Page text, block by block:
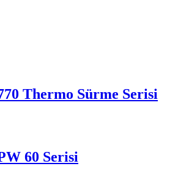
Thermo Sürme Serisi
60 Serisi